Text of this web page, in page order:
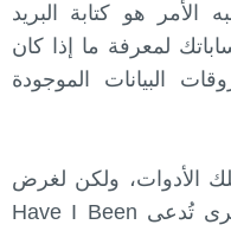
الأمر هو كتابة البريد
لمعرفة ما إذا كان
البيانات الموجودة
الأدوات، ولكن لغرض
هذا الشرح سنعتمد على أداة أخرى تُدعى Have I Been